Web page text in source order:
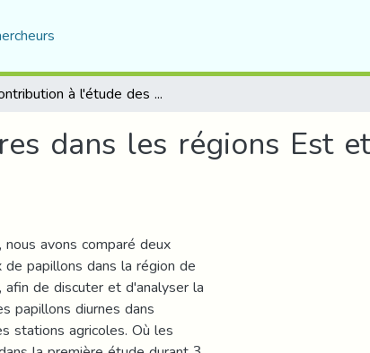
Contribution à l'étude des Rhopalocères dans les régions Est et Sud du Hodna .
dans les régions Est
avons comparé deux
papillons dans la région de
de discuter et d'analyser la
papillons diurnes dans
stations agricoles. Où les